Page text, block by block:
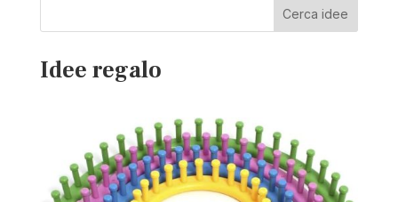
Cerca idee
Idee regalo